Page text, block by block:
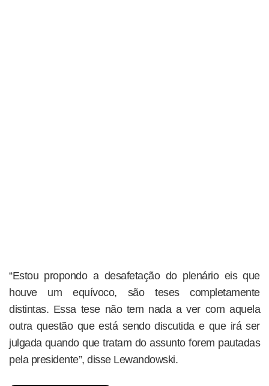
“Estou propondo a desafetação do plenário eis que
houve um equívoco, são teses completamente
distintas. Essa tese não tem nada a ver com aquela
outra questão que está sendo discutida e que irá ser
julgada quando que tratam do assunto forem pautadas
pela presidente”, disse Lewandowski.